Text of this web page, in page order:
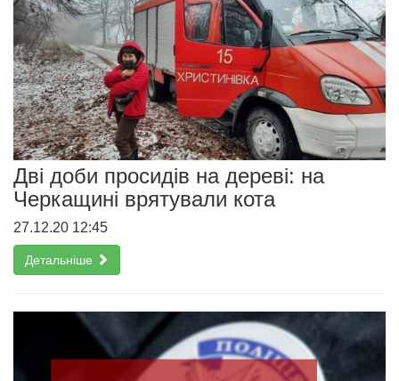
Дві доби просидів на дереві: на
Черкащині врятували кота
27.12.20 12:45
Детальніше